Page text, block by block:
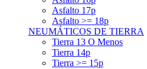
Asfalto >= 18p
NEUMÁTICOS DE TIERRA
Tierra 13 O Menos
Tierra 14p
Tierra >= 15p
Offroad Y 4x4